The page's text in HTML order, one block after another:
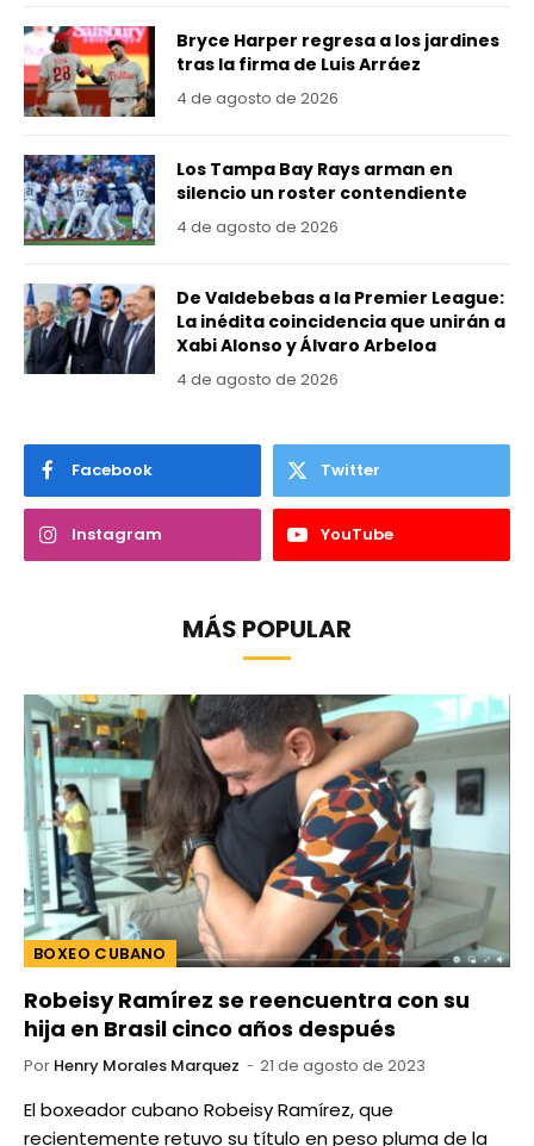
Bryce Harper regresa a los jardines
tras la firma de Luis Arráez
4 de agosto de 2026
Los Tampa Bay Rays arman en
silencio un roster contendiente
4 de agosto de 2026
De Valdebebas a la Premier League:
La inédita coincidencia que unirán a
Xabi Alonso y Álvaro Arbeloa
4 de agosto de 2026
Facebook Twitter
Instagram YouTube
MÁS POPULAR
BOXEO CUBANO
Robeisy Ramírez se reencuentra con su
hija en Brasil cinco años después
Por Henry Morales Marquez 21 de agosto de 2023
El boxeador cubano Robeisy Ramírez, que
recientemente retuvo su título en peso pluma de la